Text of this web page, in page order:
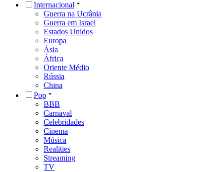
Internacional
Guerra na Ucrânia
Guerra em Israel
Estados Unidos
Europa
Ásia
África
Oriente Médio
Rússia
China
Pop
BBB
Carnaval
Celebridades
Cinema
Música
Realities
Streaming
TV